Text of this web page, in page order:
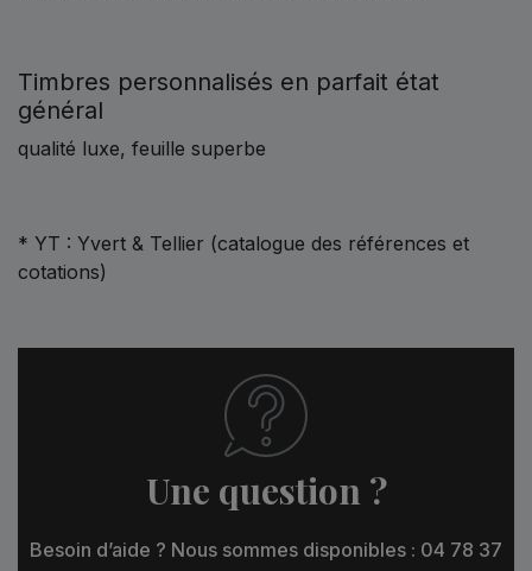
Timbres personnalisés en parfait état
général
qualité luxe, feuille superbe
* YT : Yvert & Tellier (catalogue des références et
cotations)
Une question ?
Besoin d’aide ? Nous sommes disponibles : 04 78 37